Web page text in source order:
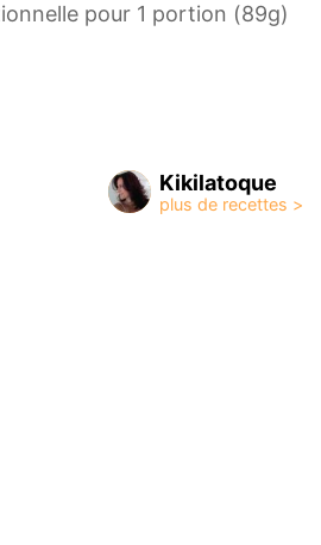
pour 1 portion (89g)
Kikilatoque